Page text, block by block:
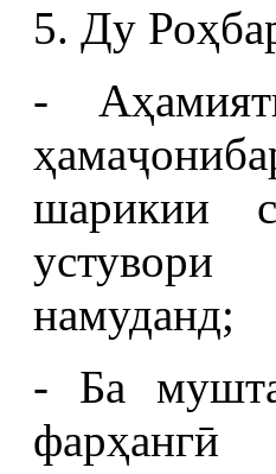
5. Ду
-
шарикии
намуданд;
- Ба